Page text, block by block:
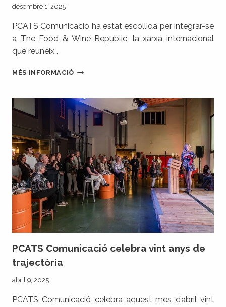
desembre 1, 2025
PCATS Comunicació ha estat escollida per integrar-se
a The Food & Wine Republic, la xarxa internacional
que reuneix…
MÉS INFORMACIÓPCATS
A
‘THE
&
WINE
REPUBLIC’
PCATS Comunicació celebra vint anys de
trajectòria
abril 9, 2025
PCATS Comunicació celebra aquest mes d’abril vint